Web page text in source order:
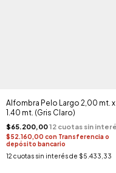
Alfombra Pelo Largo 2,00 mt. x
1.40 mt. (Gris Claro)
$65.200,00
$52.160,00 con Transferencia o
depósito bancario
12 cuotas sin interés de $5.433,33